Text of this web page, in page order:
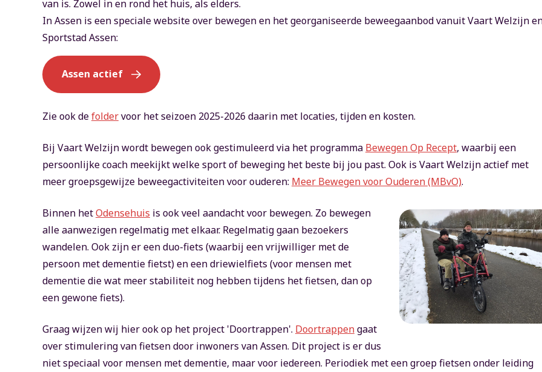
van is. Zowel in en rond het huis, als elders.
In Assen is een speciale website over bewegen en het georganiseerde beweegaanbod vanuit Vaart Welzijn
Sportstad Assen:
Assen actief
Zie ook defoldervoor het seizoen 2025-2026 daarin met locaties, tijden en kosten.
Bij Vaart Welzijn wordt bewegen ook gestimuleerd via het programma Bewegen Op Recept, waarbij een
persoonlijke coach meekijkt welke sport of beweging het beste bij jou past. Ook is Vaart Welzijn actief met
meer groepsgewijze beweegactiviteiten voor ouderen: Meer Bewegen voor Ouderen (MBvO).
Binnen hetOdensehuis is ook veel aandacht voor bewegen. Zo bewegen
alle aanwezigen regelmatig met elkaar. Regelmatig gaan bezoekers
wandelen. Ook zijn er een duo-fiets (waarbij een vrijwilliger met de
persoon met dementie fietst) en een driewielfiets (voor mensen met
dementie die wat meer stabiliteit nog hebben tijdens het fietsen, dan op
een gewone fiets).
Graag wijzen wij hier ook op het project 'Doortrappen'. Doortrappengaat
over stimulering van fietsen door inwoners van Assen. Dit project is er dus
niet speciaal voor mensen met dementie, maar voor iedereen. Periodiek met een groep fietsen onder leiding